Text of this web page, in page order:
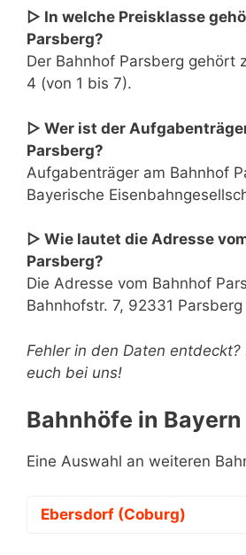
▷ In welche Preisklasse
Parsberg?
Der Bahnhof Parsberg gehört
4 (von 1 bis 7).
▷ Wer ist der
Parsberg?
Aufgabenträger am Bahnhof
Bayerische
▷ Wie lautet die Adresse
Parsberg?
Die Adresse vom Bahnhof
Bahnhofstr. 7, 92331 Parsberg
Fehler in den Daten
euch bei uns!
Bahnhöfe in Bayern
Eine Auswahl an weiteren
Ebersdorf (Coburg)